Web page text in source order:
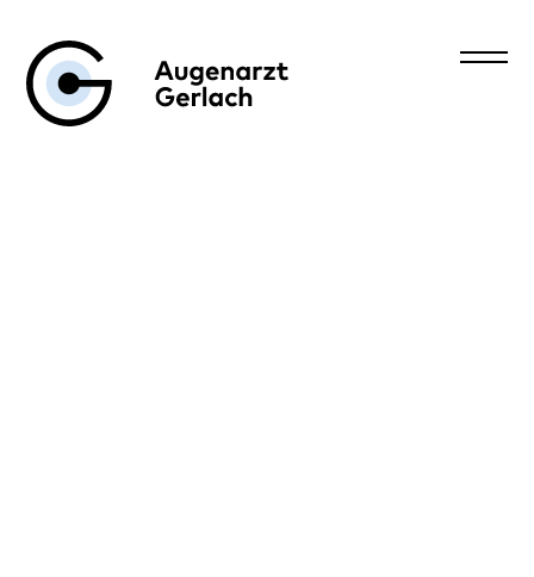
Augenarzt Gerlach